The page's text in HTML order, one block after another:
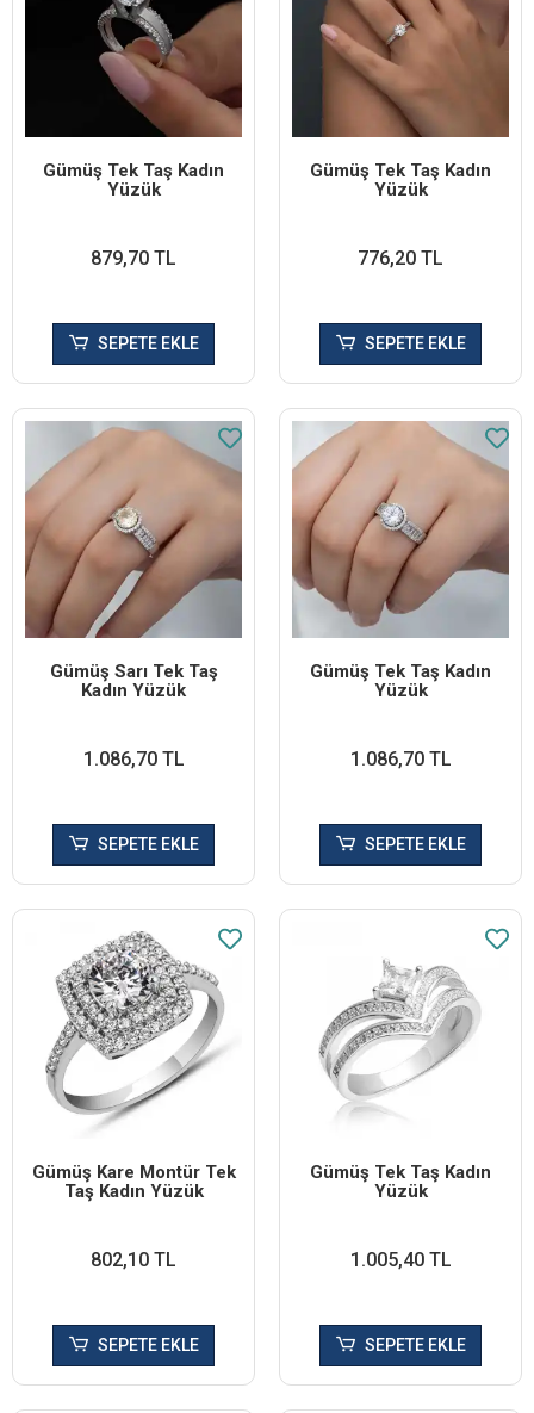
Gümüş Tek Taş Kadın
Yüzük
879,70 TL
SEPETE EKLE
Gümüş Tek Taş Kadın
Yüzük
776,20 TL
SEPETE EKLE
Gümüş Sarı Tek Taş
Kadın Yüzük
1.086,70 TL
SEPETE EKLE
Gümüş Tek Taş Kadın
Yüzük
1.086,70 TL
SEPETE EKLE
Gümüş Kare Montür Tek
Taş Kadın Yüzük
802,10 TL
SEPETE EKLE
Gümüş Tek Taş Kadın
Yüzük
1.005,40 TL
SEPETE EKLE